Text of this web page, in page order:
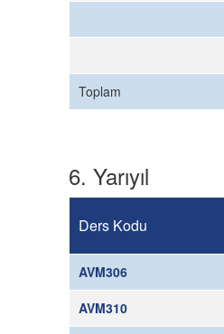
Toplam
6. Yarıyıl
Ders Kodu
AVM306
AVM310